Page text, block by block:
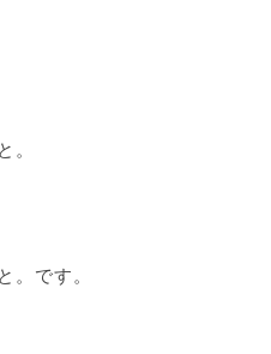
。
。です。